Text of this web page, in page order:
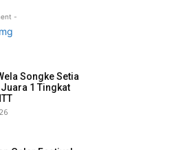
-
Songke Setia
Juara 1 Tingkat